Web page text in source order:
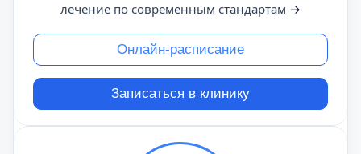
лечение по современным стандартам →
Онлайн-расписание
Записаться в клинику